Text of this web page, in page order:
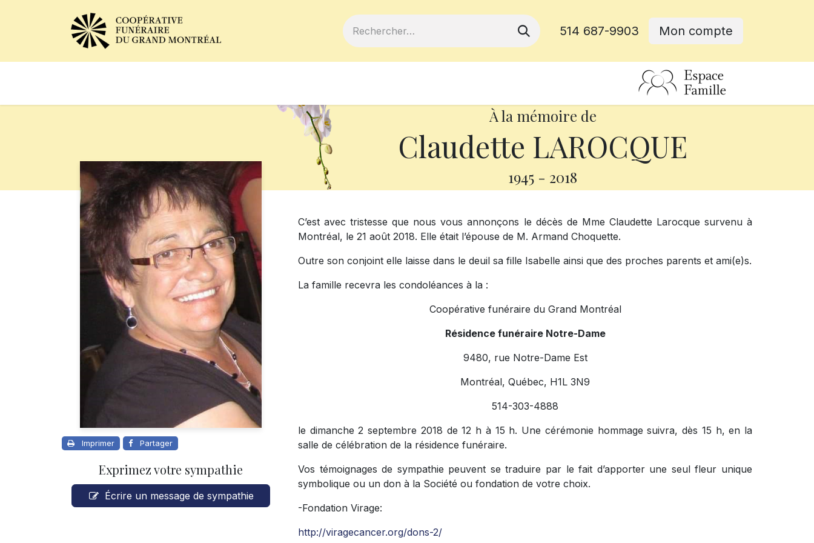
514 687-9903 Mon compte
À la mémoire de
Claudette LAROCQUE
1945 - 2018
Imprimer Partager
Exprimez votre sympathie
Écrire un message de sympathie
C’est avec tristesse que nous vous annonçons le décès de Mme Claudette Larocque survenu à
Montréal, le 21 août 2018. Elle était l’épouse de M. Armand Choquette.
Outre son conjoint elle laisse dans le deuil sa fille Isabelle ainsi que des proches parents et ami(e)s.
La famille recevra les condoléances à la :
Coopérative funéraire du Grand Montréal
Résidence funéraire Notre-Dame
9480, rue Notre-Dame Est
Montréal, Québec, H1L 3N9
514-303-4888
le dimanche 2 septembre 2018 de 12 h à 15 h. Une cérémonie hommage suivra, dès 15 h, en la
salle de célébration de la résidence funéraire.
Vos témoignages de sympathie peuvent se traduire par le fait d’apporter une seul fleur unique
symbolique ou un don à la Société ou fondation de votre choix.
-Fondation Virage:
http://viragecancer.org/dons-2/